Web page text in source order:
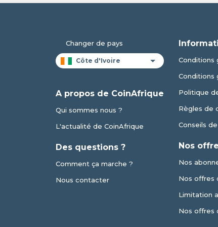
Changer de pays
A propos de CoinAfrique
Qui sommes nous ?
L'actualité de CoinAfrique
Des questions ?
Comment ça marche ?
Nous contacter
Conditions
Conditions
Politique
Règles de
Conseils
Nos
Nos
Nos offres
Limitation
Nos offres